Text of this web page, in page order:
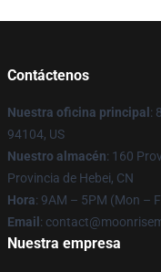
Contáctenos
Nuestra oficina principal :
94104, US
Nuestro almacén: 160
Provincia de Hebei, CN
Hora: 9AM – 5PM (Mon –
Email :
Nuestra empresa